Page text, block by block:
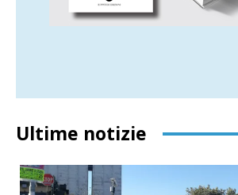
Ultime notizie